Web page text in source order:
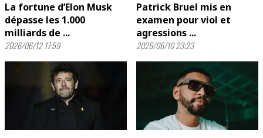
La fortune d’Elon Musk
dépasse les 1.000
milliards de ...
2026/06/12 17:59
Patrick Bruel mis en
examen pour viol et
agressions ...
2026/06/10 23:23